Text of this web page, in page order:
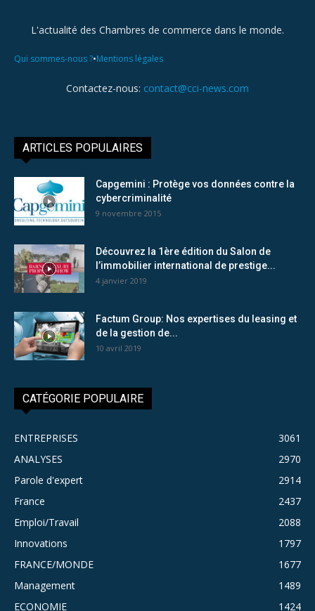
L'actualité des Chambres de commerce dans le monde.
Qui sommes-nous ?•Mentions légales
Contactez-nous: contact@cci-news.com
ARTICLES POPULAIRES
Capgemini : Protège vos données contre la
cybercriminalité
9 novembre 2015
Découvrez la 1ère édition du Salon de
l’immobilier international de prestige...
4 janvier 2019
Factum Group: Nos expertises du leasing et
de la gestion de...
10 avril 2019
CATÉGORIE POPULAIRE
ENTREPRISES
3061
ANALYSES
2970
Parole d'expert
2914
France
2437
Emploi/Travail
2088
Innovations
1797
FRANCE/MONDE
1677
Management
1489
ECONOMIE
1424